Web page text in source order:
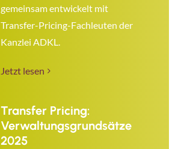
gemeinsam entwickelt mit
Transfer-Pricing-Fachleuten der
Kanzlei ADKL.
Jetzt lesen
Transfer Pricing:
Verwaltungsgrundsätze
2025